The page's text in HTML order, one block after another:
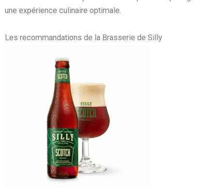
une expérience culinaire optimale.
Les recommandations de la Brasserie de Silly